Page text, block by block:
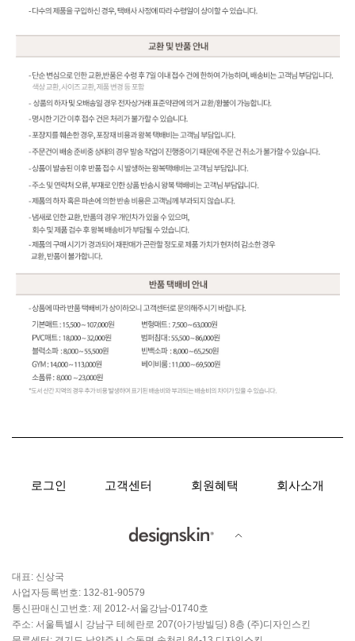
로그인 고객센터 회원혜택 회사소개
대표: 신상국
사업자등록번호: 132-81-90579
통신판매신고번호: 제 2012-서울강남-01740호
주소: 서울특별시 강남구 테헤란로 207(아가방빌딩) 8층 (주)디자인스킨